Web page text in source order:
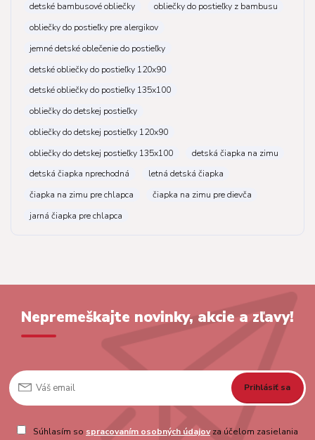
detské bambusové obliečky
obliečky do postieľky z bambusu
obliečky do postieľky pre alergikov
jemné detské oblečenie do postieľky
detské obliečky do postieľky 120x90
detské obliečky do postieľky 135x100
obliečky do detskej postieľky
obliečky do detskej postieľky 120x90
obliečky do detskej postieľky 135x100
detská čiapka na zimu
detská čiapka nprechodná
letná detská čiapka
čiapka na zimu pre chlapca
čiapka na zimu pre dievča
jarná čiapka pre chlapca
Nepremeškajte novinky, akcie a zľavy!
Prihlásiť sa
Súhlasím so spracovaním osobných údajovza účelom zasielania